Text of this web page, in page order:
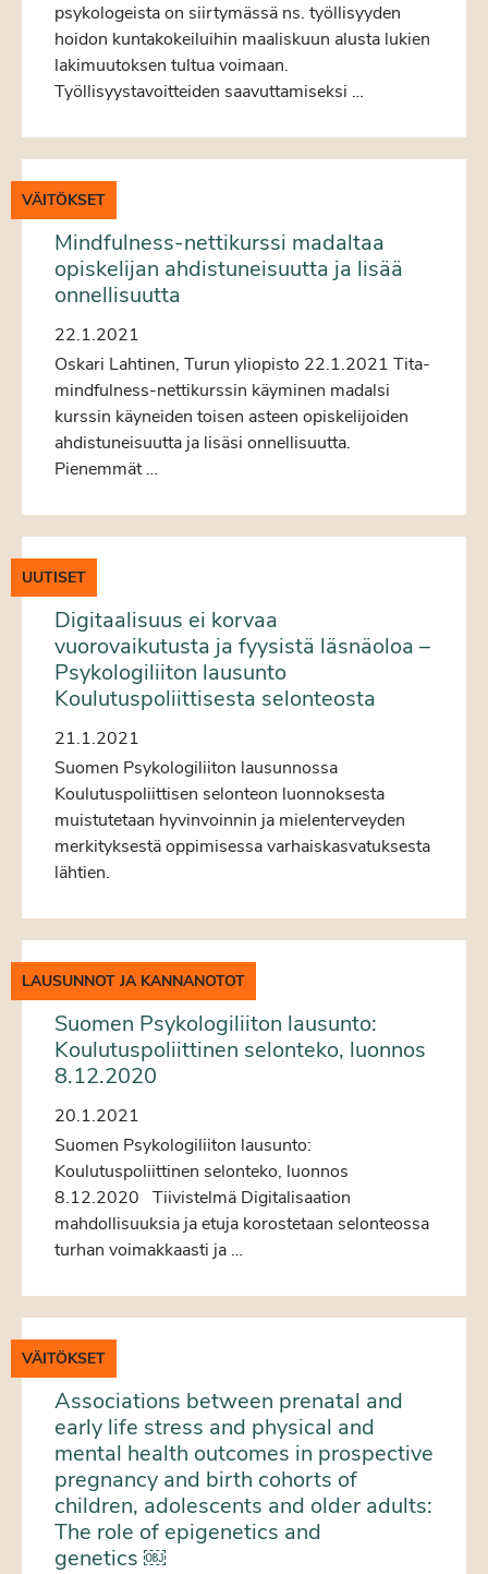
psykologeista on siirtymässä ns. työllisyyden
hoidon kuntakokeiluihin maaliskuun alusta lukien
lakimuutoksen tultua voimaan.
Työllisyystavoitteiden saavuttamiseksi …
VÄITÖKSET
Mindfulness-nettikurssi madaltaa
opiskelijan ahdistuneisuutta ja lisää
onnellisuutta
22.1.2021
Oskari Lahtinen, Turun yliopisto 22.1.2021 Tita-
mindfulness-nettikurssin käyminen madalsi
kurssin käyneiden toisen asteen opiskelijoiden
ahdistuneisuutta ja lisäsi onnellisuutta.
Pienemmät …
UUTISET
Digitaalisuus ei korvaa
vuorovaikutusta ja fyysistä läsnäoloa –
Psykologiliiton lausunto
Koulutuspoliittisesta selonteosta
21.1.2021
Suomen Psykologiliiton lausunnossa
Koulutuspoliittisen selonteon luonnoksesta
muistutetaan hyvinvoinnin ja mielenterveyden
merkityksestä oppimisessa varhaiskasvatuksesta
lähtien.
LAUSUNNOT JA KANNANOTOT
Suomen Psykologiliiton lausunto:
Koulutuspoliittinen selonteko, luonnos
8.12.2020
20.1.2021
Suomen Psykologiliiton lausunto:
Koulutuspoliittinen selonteko, luonnos
8.12.2020 Tiivistelmä Digitalisaation
mahdollisuuksia ja etuja korostetaan selonteossa
turhan voimakkaasti ja …
VÄITÖKSET
Associations between prenatal and
early life stress and physical and
mental health outcomes in prospective
pregnancy and birth cohorts of
children, adolescents and older adults:
The role of epigenetics and
genetics ￼